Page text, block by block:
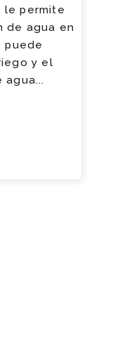
permite
de agua en
puede
y el